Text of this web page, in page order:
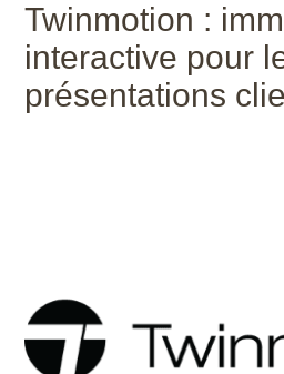
Twinmotion :
interactive pour
présentations